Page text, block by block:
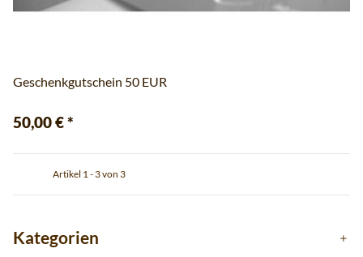
Geschenkgutschein 50 EUR
50,00 €*
Artikel 1 - 3 von 3
Kategorien